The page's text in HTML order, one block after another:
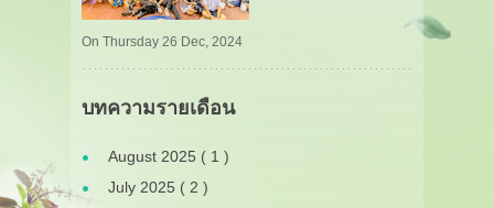
On Thursday 26 Dec, 2024
บทความรายเดือน
August 2025 ( 1 )
July 2025 ( 2 )